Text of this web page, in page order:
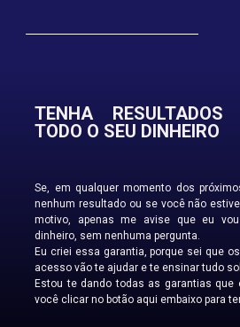
TENHA RESULTADOS
TODO O SEU DINHEIRO
Se, em qualquer momento dos
nenhum resultado ou se você não
motivo, apenas me avise que eu
dinheiro, sem nenhuma pergunta.
Eu criei essa garantia, porque sei que
acesso vão te ajudar e te ensinar tudo
Estou te dando todas as garantias que
você clicar no botão aqui embaixo para